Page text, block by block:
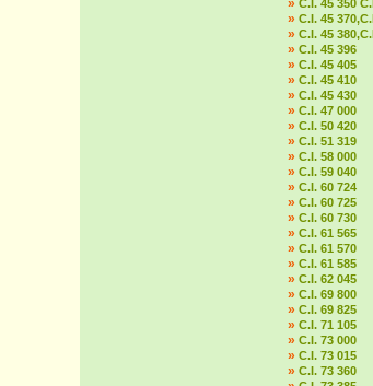
» C.I. 45 350
» C.I. 45
» C.I. 45
» C.I. 45 396
» C.I. 45 405
» C.I. 45 410
» C.I. 45 430
» C.I. 47 000
» C.I. 50 420
» C.I. 51 319
» C.I. 58 000
» C.I. 59 040
» C.I. 60 724
» C.I. 60 725
» C.I. 60 730
» C.I. 61 565
» C.I. 61 570
» C.I. 61 585
» C.I. 62 045
» C.I. 69 800
» C.I. 69 825
» C.I. 71 105
» C.I. 73 000
» C.I. 73 015
» C.I. 73 360